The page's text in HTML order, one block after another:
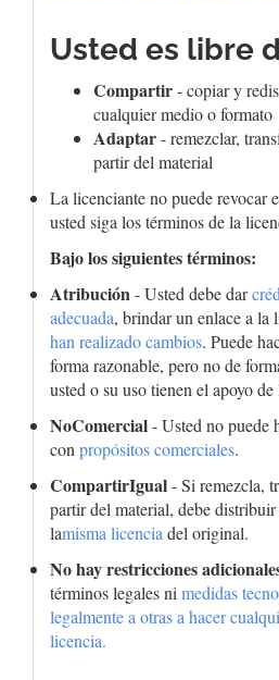
Usted es libre
Compartir- copiar y
cualquier medio o formato
Adaptar- remezclar,
partir del material
La licenciante no puede revocar
usted siga los términos de la
Bajo los siguientes términos:
Atribución- Usted debe dar
adecuada, brindar un enlace a la
han realizado cambios. Puede
forma razonable, pero no de
usted o su uso tienen el apoyo
NoComercial- Usted no puede
conpropósitos comerciales.
CompartirIgual- Si remezcla,
partir del material, debe
lamisma licenciadel original.
No hay restricciones
términos legales nimedidas
legalmente a otras a hacer
licencia.